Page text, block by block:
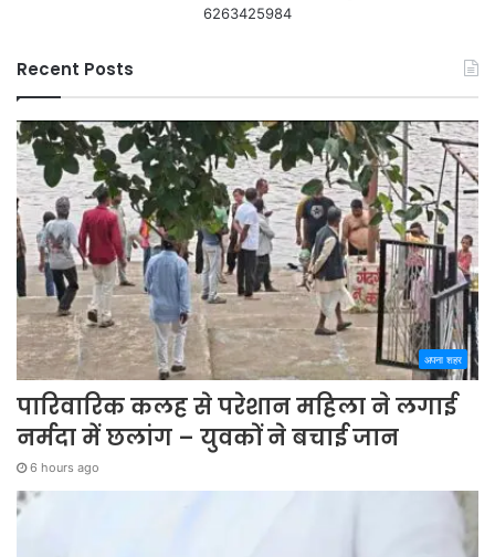
6263425984
Recent Posts
अपना शहर
पारिवारिक कलह से परेशान महिला ने लगाई
नर्मदा में छलांग – युवकों ने बचाई जान
6 hours ago